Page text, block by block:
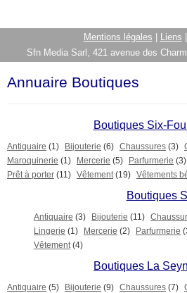
Mentions légales Liens
Sfn Media Sarl, 421 avenue des
Annuaire Boutiques
Boutiques Six-
Antiquaire (1) Bijouterie (6) Chaussures (3)
Maroquinerie (1) Mercerie (5) Parfurmerie (3)
Prêt à porter (11) Vêtement (19) Vêtements
Boutiques
Antiquaire (3) Bijouterie (11)
Lingerie (1) Mercerie (2) Parfurmerie
Vêtement (4)
Boutiques La
Antiquaire (5) Bijouterie (9) Chaussures (7)